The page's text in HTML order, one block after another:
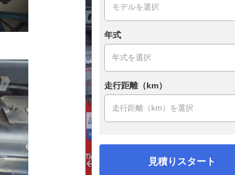
年式
走行距離（km）
見積りスタート